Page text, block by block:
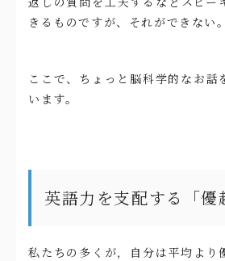
きるものですが、それができない
ここで、ちょっと脳科学的なお話
います。
英語力を支配する「優
私たちの多くが，自分は平均より